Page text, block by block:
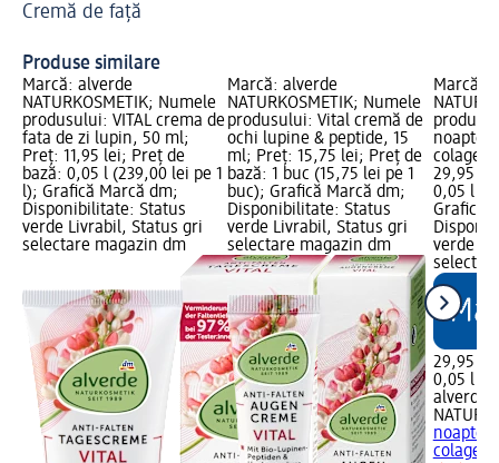
Cremă de față
Produse similare
Marcă: alverde
NATURKOSMETIK; Numele
produsului: VITAL crema de
fata de zi lupin, 50 ml;
Preț: 11,95 lei; Preț de
bază: 0,05 l (239,00 lei pe 1
l); Grafică Marcă dm;
Disponibilitate: Status
verde Livrabil, Status gri
selectare magazin dm
Marcă: alverde
NATURKOSMETIK; Numele
produsului: Vital cremă de
ochi lupine & peptide, 15
ml; Preț: 15,75 lei; Preț de
bază: 1 buc (15,75 lei pe 1
buc); Grafică Marcă dm;
Disponibilitate: Status
verde Livrabil, Status gri
selectare magazin dm
Marcă:
noapte
29,95
0,05 l
Grafică
verde
29,95 lei
0,05 l
alverde
noapte